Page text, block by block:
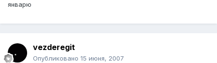
январю
vezderegit
Опубликовано 15 июня, 2007